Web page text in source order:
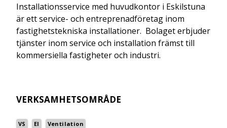
Installationsservice med huvudkontor i Eskilstuna
är ett service- och entreprenadföretag inom
fastighetstekniska installationer. Bolaget erbjuder
tjänster inom service och installation främst till
kommersiella fastigheter och industri.
VERKSAMHETSOMRÅDE
VS El Ventilation